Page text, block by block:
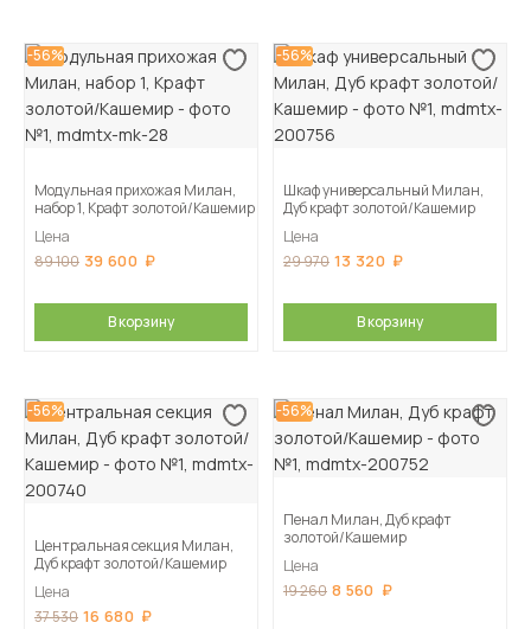
-56%
Модульная прихожая Милан,
набор 1, Крафт золотой/Кашемир
Цена
89 100 39 600
В корзину
-56%
Шкаф универсальный Милан,
Дуб крафт золотой/Кашемир
Цена
29 970 13 320
В корзину
-56%
Центральная секция Милан,
Дуб крафт золотой/Кашемир
Цена
37 530 16 680
-56%
Пенал Милан, Дуб крафт
золотой/Кашемир
Цена
19 260 8 560